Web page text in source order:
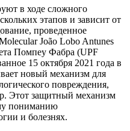
в ходе сложного
этапов и зависит от
проведенное
João Lobo Antunes
Помпеу Фабра (UPF
15 октября 2021 года в
новый механизм для
повреждения,
Этот защитный механизм
пониманию
и болезнях.